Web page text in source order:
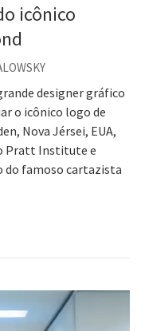
icônico
designer gráfico
o icônico logo de
Nova Jérsei, EUA,
Pratt Institute e
do famoso cartazista